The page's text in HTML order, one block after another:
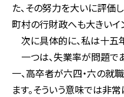
た、その努力を大いに評価
町村の行財政へも大きいイ
次に具体的に、私は十五
一つは、失業率が問題で
一、高卒者が六四・六の就
ます。そういう意味では非